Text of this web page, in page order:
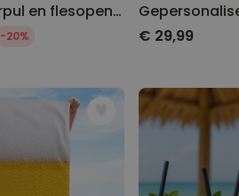
Cadeauset bierpul en flesopener
-20%
€ 29,99